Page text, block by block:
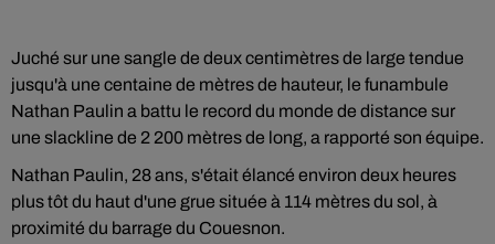
Juché sur une sangle de deux centimètres de large tendue
jusqu'à une centaine de mètres de hauteur, le funambule
Nathan Paulin a battu le record du monde de distance sur
une slackline de 2 200 mètres de long, a rapporté son équipe.
Nathan Paulin, 28 ans, s'était élancé environ deux heures
plus tôt du haut d'une grue située à 114 mètres du sol, à
proximité du barrage du Couesnon.